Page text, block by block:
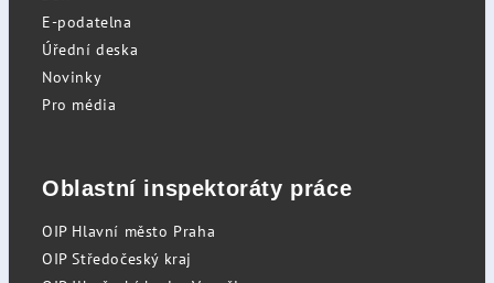
E-podatelna
Úřední deska
Novinky
Pro média
Oblastní inspektoráty práce
OIP Hlavní město Praha
OIP Středočeský kraj